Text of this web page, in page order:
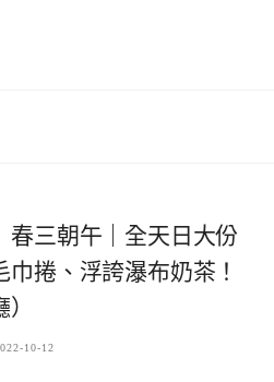
春三朝午｜全天日大份
捲、浮誇瀑布奶茶！
10-12